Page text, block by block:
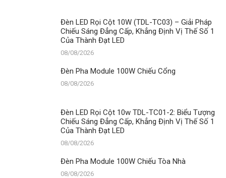
Đèn LED Rọi Cột 10W (TDL-TC03) – Giải Pháp
Chiếu Sáng Đẳng Cấp, Khẳng Định Vị Thế Số 1
Của Thành Đạt LED
08/08/2026
Đèn Pha Module 100W Chiếu Cổng
08/08/2026
Đèn LED Rọi Cột 10w TDL-TC01-2: Biểu Tượng
Chiếu Sáng Đẳng Cấp, Khẳng Định Vị Thế Số 1
Của Thành Đạt LED
08/08/2026
Đèn Pha Module 100W Chiếu Tòa Nhà
08/08/2026